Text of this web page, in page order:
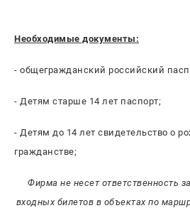
Необходимые документы:
- общегражданский российский
- Детям старше 14 лет паспорт;
- Детям до 14 лет свидетельство о
гражданстве;
Фирма не несет ответственность
входных билетов в объектах по